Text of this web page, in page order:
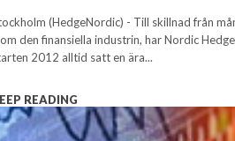
(HedgeNordic) - Till skillnad från
den finansiella industrin, har Nordic
2012 alltid satt en ära...
READING